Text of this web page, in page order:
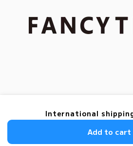
International
Add to cart